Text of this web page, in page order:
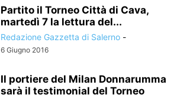
Partito il Torneo Città di Cava,
martedì 7 la lettura del...
Redazione Gazzetta di Salerno -
6 Giugno 2016
Il portiere del Milan Donnarumma
sarà il testimonial del Torneo